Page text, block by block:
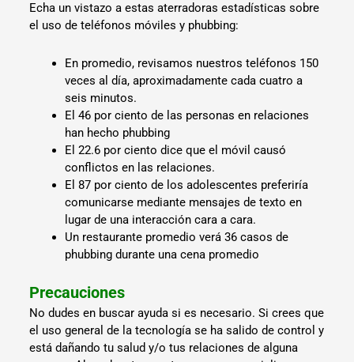
Echa un vistazo a estas aterradoras estadísticas sobre
el uso de teléfonos móviles y phubbing:
En promedio, revisamos nuestros teléfonos 150
veces al día, aproximadamente cada cuatro a
seis minutos.
El 46 por ciento de las personas en relaciones
han hecho phubbing
El 22.6 por ciento dice que el móvil causó
conflictos en las relaciones.
El 87 por ciento de los adolescentes preferiría
comunicarse mediante mensajes de texto en
lugar de una interacción cara a cara.
Un restaurante promedio verá 36 casos de
phubbing durante una cena promedio
Precauciones
No dudes en buscar ayuda si es necesario. Si crees que
el uso general de la tecnología se ha salido de control y
está dañando tu salud y/o tus relaciones de alguna